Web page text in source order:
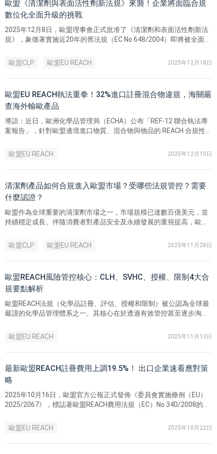
歐盟《清潔劑與表面活性劑新法規》來襲！企業將面臨合規
數位化全面升級的挑戰
2025年12月8日，歐盟理事會正式批准了《清潔劑和表面活性劑新法
規》，象徵著實施近20年的舊法規（EC No 648/2004）即將被全面取
歐盟CLP
歐盟EU REACH 2025年12月18日
歐盟EU REACH執法重拳！32%進口註冊混合物違規，海關嚴
查海外輸歐產品
導語：近日，歐洲化學品管理局（ECHA）公布「REF-12 聯合執法專
案報告」，針對歐盟邊境進口物質、混合物與物品的 REACH 合規性進
消費品的重金屬超標問題也相當突出。以下由台灣瑞歐為您解析核心
數據，並提供中國出口企業需特別注意的風險與合規建議。
歐盟EU REACH 2025年12月15日
清潔劑產品如何合規進入歐盟市場？受哪些法規管控？需要
什麼認證？
歐盟作為全球重要的清潔劑市場之一，市場規模已達數百億美元，並
持續穩定成長。伴隨消費者對產品安全及永續發展的重視提高，歐盟
合執法試點項目，清潔劑產品也成為歐盟永續產品政策的核心關注品
類之一。
歐盟CLP 歐盟EU REACH 2025年11月28日
歐盟REACH風險管控核心：CLH、SVHC、授權、限制4大合
規要點解析
歐盟REACH法規（化學品註冊、評估、授權和限制）被公認為全球最
嚴謹的化學品管理體系之一。其核心在於透過有效管控甚至逐步淘汰
框架下，化學品的註冊與評估僅為合規起點，真正落實高度保護的關
鍵，在於其風險管控機制——由「統一分類與標籤（CLH）」、「高關
注物質（SVHC）」、「授權（Authorisation）」與「限制
歐盟EU REACH 2025年11月13日
最新歐盟REACH註冊費用上調19.5%！ 出口企業速看應對策
略
2025年10月16日，歐盟官方公報正式發佈《委員會實施條例（EU）
2025/2067》，標誌著歐盟REACH費用法規（EC）No 340/2008的修
11月5日起，企業在提交REACH註冊時需依照最新費用標準繳納行政
費。其中，有關中小企業SME身份驗證程序的新規，將設有過渡期，
至2027年2月5日起正式實施。
歐盟EU REACH 2025年10月22日